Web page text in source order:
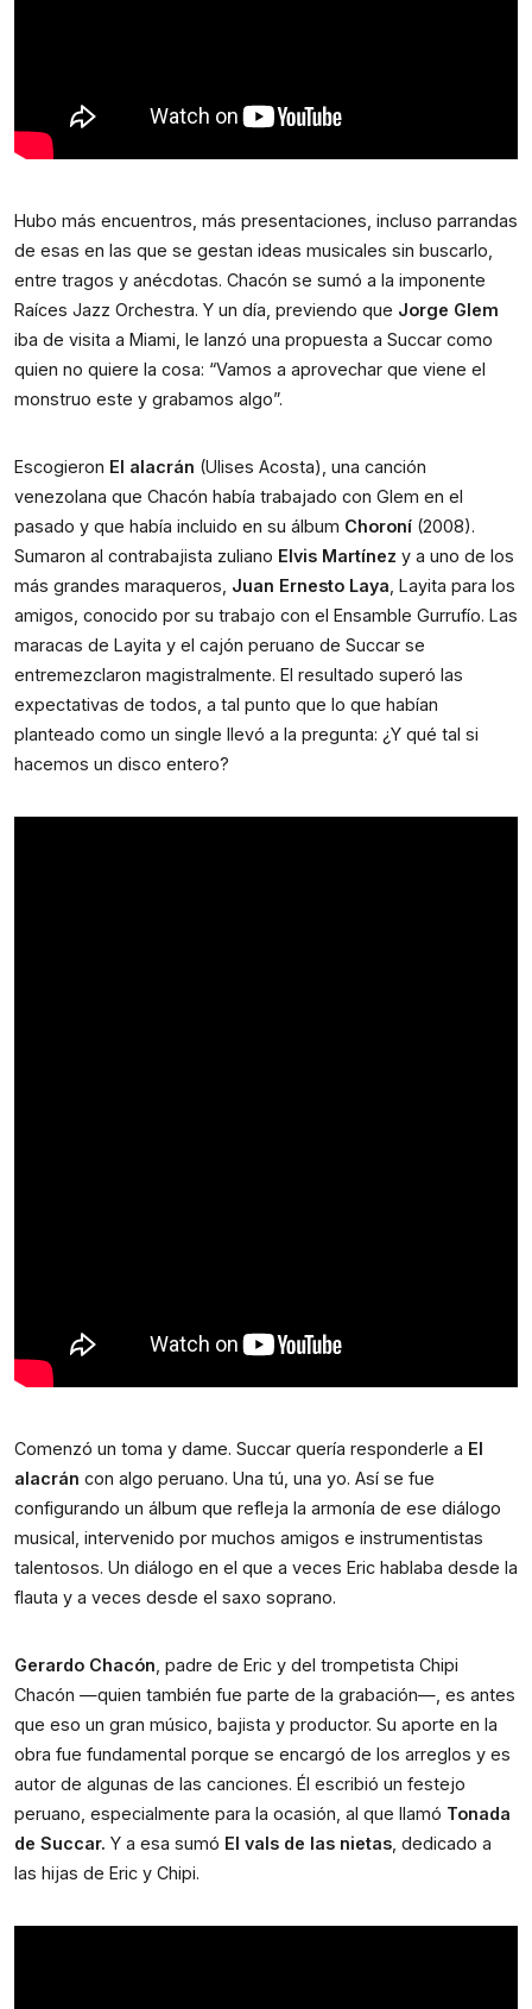
Hubo más encuentros, más presentaciones, incluso parrandas
de esas en las que se gestan ideas musicales sin buscarlo,
entre tragos y anécdotas. Chacón se sumó a la imponente
Raíces Jazz Orchestra. Y un día, previendo que Jorge Glem
iba de visita a Miami, le lanzó una propuesta a Succar como
quien no quiere la cosa: “Vamos a aprovechar que viene el
monstruo este y grabamos algo”.
Escogieron El alacrán (Ulises Acosta), una canción
venezolana que Chacón había trabajado con Glem en el
pasado y que había incluido en su álbum Choroní (2008).
Sumaron al contrabajista zuliano Elvis Martínez y a uno de los
más grandes maraqueros, Juan Ernesto Laya , Layita para los
amigos, conocido por su trabajo con el Ensamble Gurrufío. Las
maracas de Layita y el cajón peruano de Succar se
entremezclaron magistralmente. El resultado superó las
expectativas de todos, a tal punto que lo que habían
planteado como un single llevó a la pregunta: ¿Y qué tal si
hacemos un disco entero?
Comenzó un toma y dame. Succar quería responderle a El
alacrán con algo peruano. Una tú, una yo. Así se fue
configurando un álbum que refleja la armonía de ese diálogo
musical, intervenido por muchos amigos e instrumentistas
talentosos. Un diálogo en el que a veces Eric hablaba desde la
flauta y a veces desde el saxo soprano.
Gerardo Chacón , padre de Eric y del trompetista Chipi
Chacón —quien también fue parte de la grabación—, es antes
que eso un gran músico, bajista y productor. Su aporte en la
obra fue fundamental porque se encargó de los arreglos y es
autor de algunas de las canciones. Él escribió un festejo
peruano, especialmente para la ocasión, al que llamó Tonada
de Succar. Y a esa sumó El vals de las nietas , dedicado a
las hijas de Eric y Chipi.